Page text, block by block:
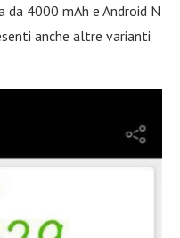
da 4000 mAh e Android N
anche altre varianti